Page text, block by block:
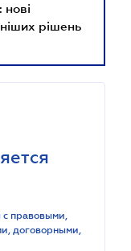
рішень
правовыми,
договорными,